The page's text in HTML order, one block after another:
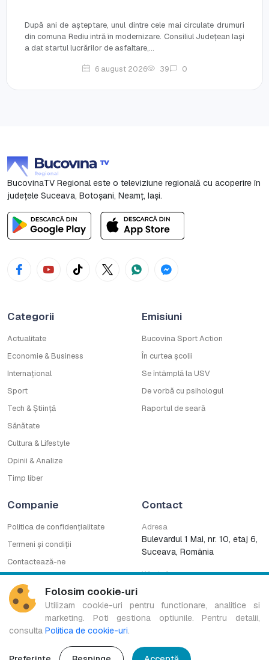
După ani de așteptare, unul dintre cele mai circulate drumuri
din comuna Rediu intră în modernizare. Consiliul Județean Iași
a dat startul lucrărilor de asfaltare,...
6 august 2026 39 0
BucovinaTV Regional este o televiziune regională cu acoperire în
județele Suceava, Botoşani, Neamț, Iași.
Categorii
Actualitate
Economie & Business
Internațional
Sport
Tech & Știință
Sănătate
Cultura & Lifestyle
Opinii & Analize
Timp liber
Emisiuni
Bucovina Sport Action
În curtea școlii
Se întâmplă la USV
De vorbă cu psihologul
Raportul de seară
Companie
Politica de confidențialitate
Termeni și condiții
Contactează-ne
CNA
Contact
Adresa
Bulevardul 1 Mai, nr. 10, etaj 6,
Suceava, România
WhatsApp
Bucovina TV Regional este marcă înregistrată a B.G. MEDIA S.R.L.
Copyright © 2016-2026. Toate drepturile rezervate.
Folosim cookie‑uri
Utilizam cookie-uri pentru functionare, analitice si
marketing. Poti gestiona optiunile. Pentru detalii,
consulta Politica de cookie-uri.